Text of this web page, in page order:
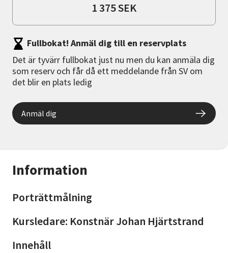
Information
Porträttmålning
Kursledare: Konstnär Johan Hjärtstrand
Innehåll
1 375 SEK
Fullbokat! Anmäl dig till en reservplats
Det är tyvärr fullbokat just nu men du kan anmäla dig
som reserv och får då ett meddelande från SV om
det blir en plats ledig
Anmäl dig